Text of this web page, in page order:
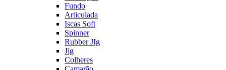
Fundo
Articulada
Iscas Soft
Spinner
Rubber JIg
Jig
Colheres